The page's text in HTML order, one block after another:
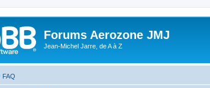
Forums Aerozone JMJ
Jean-Michel Jarre, de A à Z
FAQ